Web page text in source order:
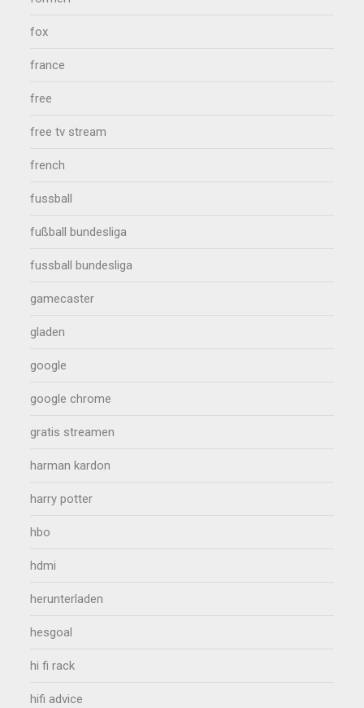
fox
france
free
free tv stream
french
fussball
fußball bundesliga
fussball bundesliga
gamecaster
gladen
google
google chrome
gratis streamen
harman kardon
harry potter
hbo
hdmi
herunterladen
hesgoal
hi fi rack
hifi advice